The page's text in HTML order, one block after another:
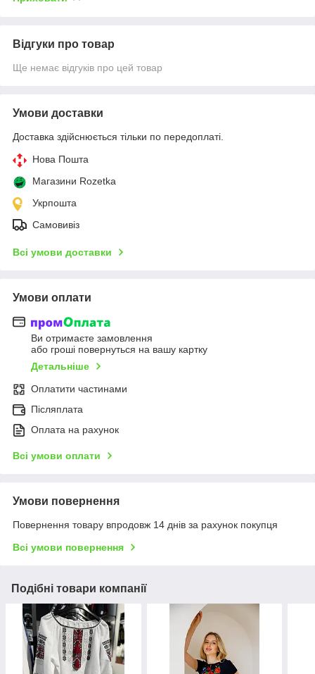
Відгуки про товар
Ще немає відгуків про цей товар
Умови доставки
Доставка здійснюється тільки по передоплаті.
Нова Пошта
Магазини Rozetka
Укрпошта
Самовивіз
Всі умови доставки
Умови оплати
Ви отримаєте замовлення
або гроші повернуться на вашу картку
Детальніше
Оплатити частинами
Післяплата
Оплата на рахунок
Всі умови оплати
Умови повернення
Повернення товару впродовж 14 днів за рахунок покупця
Всі умови повернення
Подібні товари компанії